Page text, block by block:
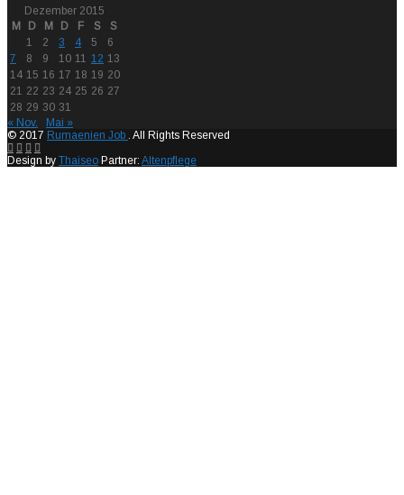
Dezember 2015
M
D M D F S
S
1
2 3 4 5
6
7
8 9 10 11 12 13
14 15 16 17 18 19 20
21 22 23 24 25 26 27
28 29 30 31
« Nov.
Mai »
© 2017 Rumaenien Job . All Rights Reserved
Design by Thaiseo Partner: Altenpflege